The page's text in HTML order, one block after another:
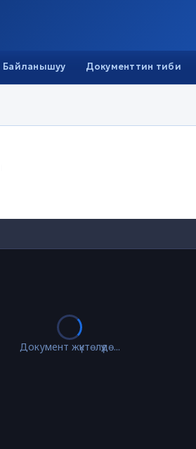
Байланышуу Документтин тиби
Документ жүктөлүүдө...